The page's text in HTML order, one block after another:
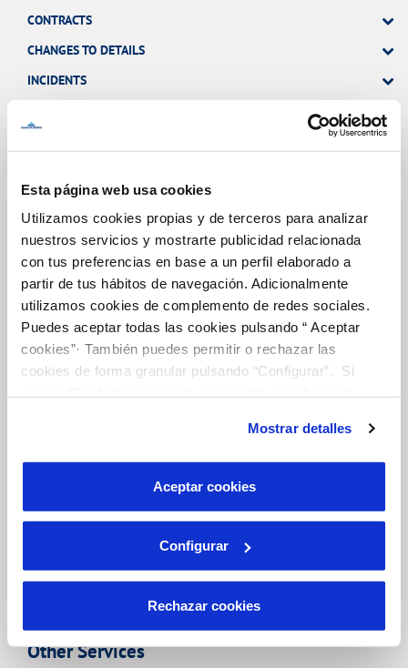
Esta página web usa cookies
Utilizamos cookies propias y de terceros para analizar
nuestros servicios y mostrarte publicidad relacionada
con tus preferencias en base a un perfil elaborado a
partir de tus hábitos de navegación. Adicionalmente
utilizamos cookies de complemento de redes sociales.
Puedes aceptar todas las cookies pulsando “ Aceptar
cookies”· También puedes permitir o rechazar las
cookies de forma granular pulsando “Configurar”. Si
son indispensables para que el sitio web funcione y que
por tanto no se pueden desactivar. Puedes consultar
más información en nuestra
Política de Cookies
Mostrar detalles
Aceptar cookies
Configurar
Rechazar cookies
CONTRACTS
CHANGES TO DETAILS
INCIDENTS
Your Service
ABOUT YOUR BILLING
CUSTOMER SERVICES
SERVICE COMMITMENT
OUR ROLE IN THE URBAN CYCLE
WATER CARE
Other Services